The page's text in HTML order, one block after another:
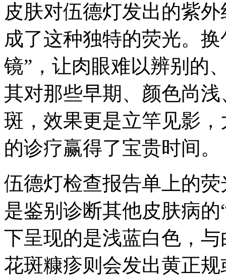
皮肤对伍德灯发出的紫
成了这种独特的荧光。
镜”，让肉眼难以辨别的
其对那些早期、颜色尚
斑，效果更是立竿见影
的诊疗赢得了宝贵时间。
伍德灯检查报告单上的
是鉴别诊断其他皮肤病
下呈现的是浅蓝白色，
花斑糠疹则会发出黄正